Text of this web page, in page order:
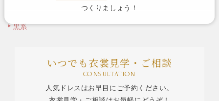
つくりましょう！
黒系
いつでも衣裳見学・ご相談
CONSULTATION
人気ドレスはお早目にご予約ください。